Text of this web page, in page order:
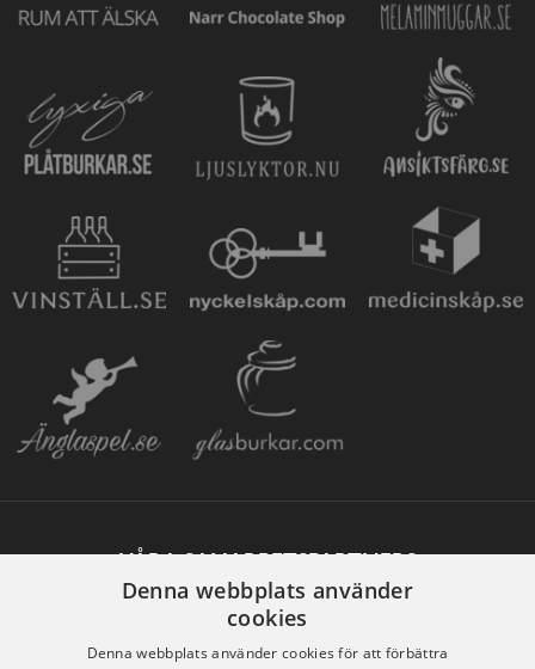
VÅRA SAMARBETSPARTNERS
Denna webbplats använder
cookies
Denna webbplats använder cookies för att förbättra